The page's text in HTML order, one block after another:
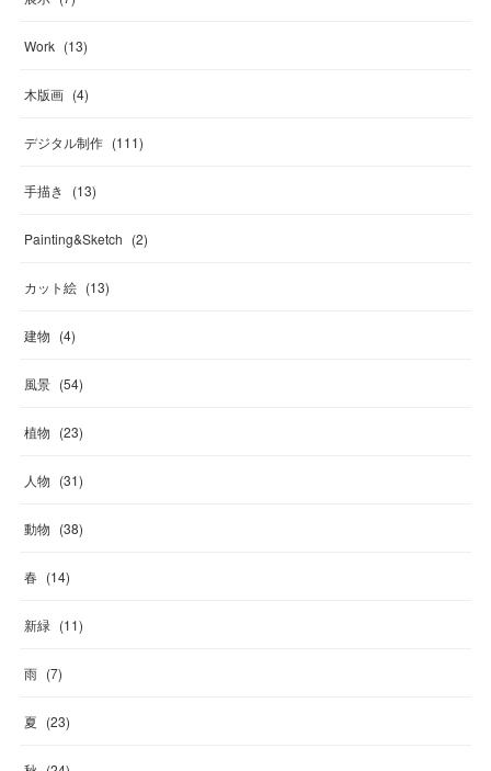
Work (13)
木版画 (4)
デジタル制作 (111)
手描き (13)
Painting&Sketch (2)
カット絵 (13)
建物 (4)
風景 (54)
植物 (23)
人物 (31)
動物 (38)
春 (14)
新緑 (11)
雨 (7)
夏 (23)